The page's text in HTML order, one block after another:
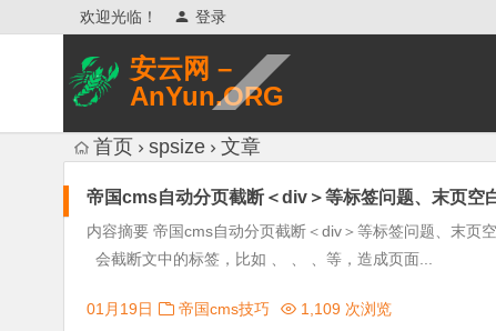
欢迎光临！ 登录
安云网 –
AnYun.ORG
网络安全研究、网络各种猎奇八卦。
首页 spsize 文章
帝国cms自动分页截断＜div＞等标签问题、末页空
内容摘要 帝国cms自动分页截断＜div＞等标签问题、末页
会截断文中的标签，比如 、 、 、等，造成页面...
01月19日 帝国cms技巧 1,109 次浏览